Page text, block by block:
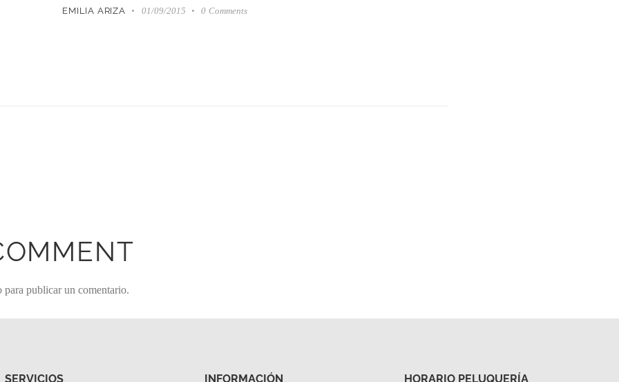
EMILIA ARIZA 01/09/2015 0 Comments
para publicar un comentario.
SERVICIOS INFORMACIÓN HORARIO PELUQUERÍA